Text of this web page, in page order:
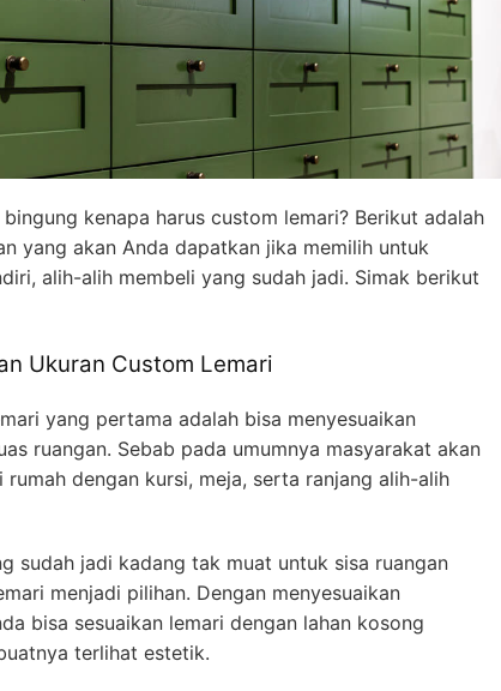
kenapa harus custom lemari? Berikut adalah
yang akan Anda dapatkan jika memilih untuk
alih-alih membeli yang sudah jadi. Simak berikut
Ukuran Custom Lemari
yang pertama adalah bisa menyesuaikan
ruangan. Sebab pada umumnya masyarakat akan
rumah dengan kursi, meja, serta ranjang alih-alih
sudah jadi kadang tak muat untuk sisa ruangan
menjadi pilihan. Dengan menyesuaikan
bisa sesuaikan lemari dengan lahan kosong
terlihat estetik.